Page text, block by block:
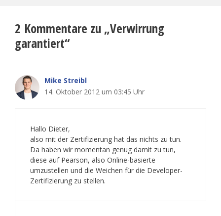
2 Kommentare zu „Verwirrung
garantiert“
Mike Streibl
14. Oktober 2012 um 03:45 Uhr
Hallo Dieter,
also mit der Zertifizierung hat das nichts zu tun.
Da haben wir momentan genug damit zu tun,
diese auf Pearson, also Online-basierte
umzustellen und die Weichen für die Developer-
Zertifizierung zu stellen.